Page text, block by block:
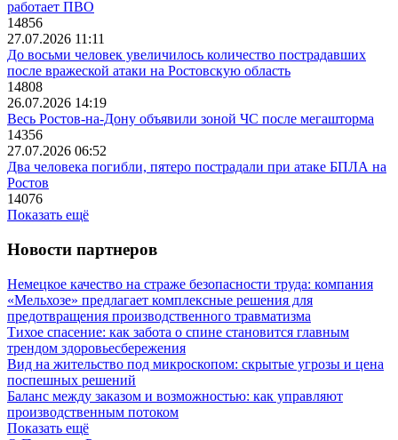
работает ПВО
14856
27.07.2026 11:11
До восьми человек увеличилось количество пострадавших
после вражеской атаки на Ростовскую область
14808
26.07.2026 14:19
Весь Ростов-на-Дону объявили зоной ЧС после мегашторма
14356
27.07.2026 06:52
Два человека погибли, пятеро пострадали при атаке БПЛА на
Ростов
14076
Показать ещё
Новости партнеров
Немецкое качество на страже безопасности труда: компания
«Мельхозе» предлагает комплексные решения для
предотвращения производственного травматизма
Тихое спасение: как забота о спине становится главным
трендом здоровьесбережения
Вид на жительство под микроскопом: скрытые угрозы и цена
поспешных решений
Баланс между заказом и возможностью: как управляют
производственным потоком
Показать ещё